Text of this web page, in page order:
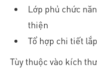
Lớp phủ chức
thiện
Tổ hợp chi tiết
Tùy thuộc vào kích